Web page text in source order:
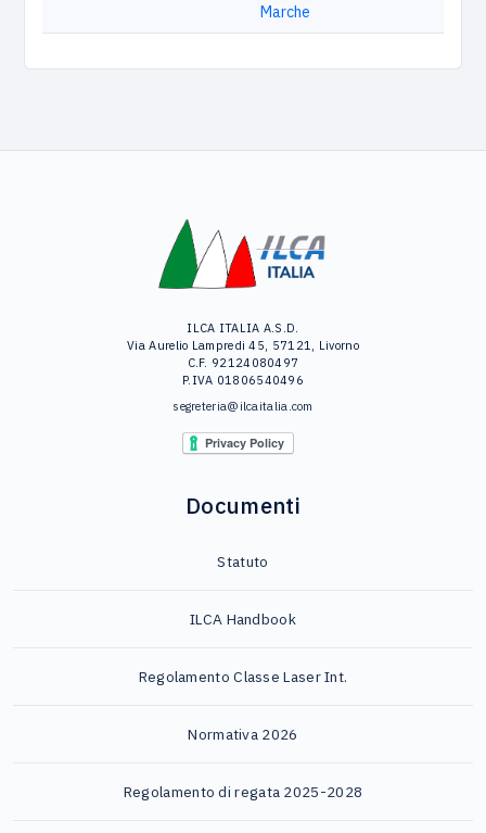
Marche
ILCA ITALIA A.S.D.
Via Aurelio Lampredi 45, 57121, Livorno
C.F. 92124080497
P.IVA 01806540496
segreteria@ilcaitalia.com
Documenti
Statuto
ILCA Handbook
Regolamento Classe Laser Int.
Normativa 2026
Regolamento di regata 2025-2028